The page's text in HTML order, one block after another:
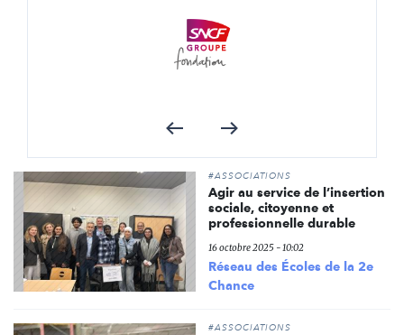
#ASSOCIATIONS
Agir au service de l’insertion
sociale, citoyenne et
professionnelle durable
16 octobre 2025 - 10:02
Réseau des Écoles de la 2e
Chance
#ASSOCIATIONS